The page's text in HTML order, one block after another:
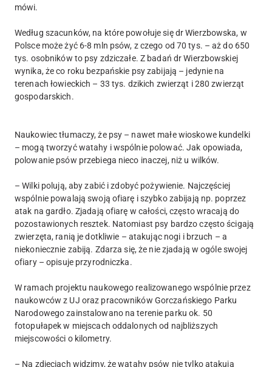
mówi.
Według szacunków, na które powołuje się dr Wierzbowska, w
Polsce może żyć 6-8 mln psów, z czego od 70 tys. – aż do 650
tys. osobników to psy zdziczałe. Z badań dr Wierzbowskiej
wynika, że co roku bezpańskie psy zabijają – jedynie na
terenach łowieckich – 33 tys. dzikich zwierząt i 280 zwierząt
gospodarskich.
Naukowiec tłumaczy, że psy – nawet małe wioskowe kundelki
– mogą tworzyć watahy i wspólnie polować. Jak opowiada,
polowanie psów przebiega nieco inaczej, niż u wilków.
– Wilki polują, aby zabić i zdobyć pożywienie. Najczęściej
wspólnie powalają swoją ofiarę i szybko zabijają np. poprzez
atak na gardło. Zjadają ofiarę w całości, często wracają do
pozostawionych resztek. Natomiast psy bardzo często ścigają
zwierzęta, ranią je dotkliwie – atakując nogi i brzuch – a
niekoniecznie zabiją. Zdarza się, że nie zjadają w ogóle swojej
ofiary – opisuje przyrodniczka.
W ramach projektu naukowego realizowanego wspólnie przez
naukowców z UJ oraz pracowników Gorczańskiego Parku
Narodowego zainstalowano na terenie parku ok. 50
fotopułapek w miejscach oddalonych od najbliższych
miejscowości o kilometry.
– Na zdjęciach widzimy, że watahy psów nie tylko atakują